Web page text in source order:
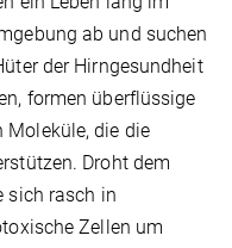
ab und suchen
der Hirngesundheit
formen überflüssige
Moleküle, die die
Droht dem
sich rasch in
Zellen um